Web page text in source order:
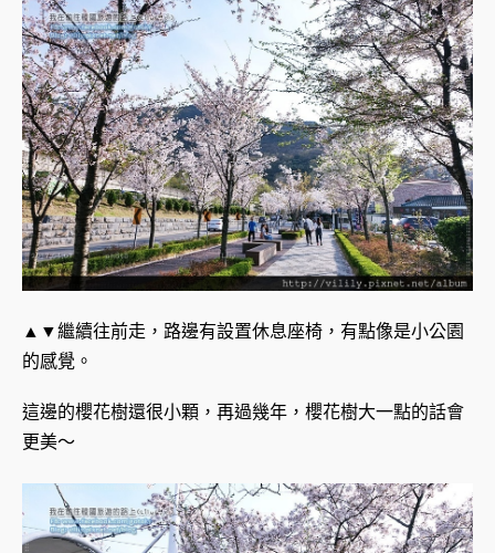
▲▼繼續往前走，路邊有設置休息座椅，有點像是小公園
的感覺。
這邊的櫻花樹還很小顆，再過幾年，櫻花樹大一點的話會
更美～